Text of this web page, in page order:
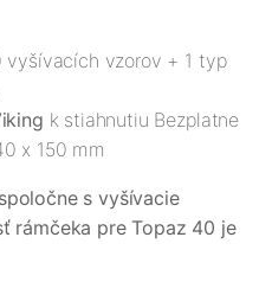
vyšívacích vzorov + 1 typ
k stiahnutiu Bezplatne
x 150 mm
s vyšívacie
rámčeka pre Topaz 40 je